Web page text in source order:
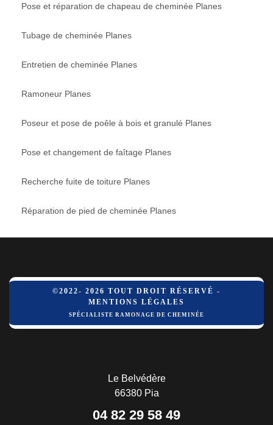
Pose et réparation de chapeau de cheminée Planes
Tubage de cheminée Planes
Entretien de cheminée Planes
Ramoneur Planes
Poseur et pose de poêle à bois et granulé Planes
Pose et changement de faîtage Planes
Recherche fuite de toiture Planes
Réparation de pied de cheminée Planes
©2022- 2026 TOUT DROIT RÉSERVÉ -
MENTIONS LÉGALES
SPÉCIALISTE RAMONAGE DE CHEMINÉE
Le Belvédère
66380 Pia
04 82 29 58 49